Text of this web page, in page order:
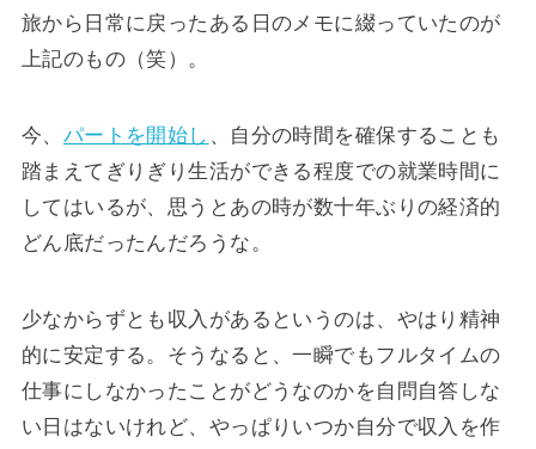
旅から日常に戻ったある日のメモに綴っていたのが
上記のもの（笑）。
今、 パートを開始し 、自分の時間を確保することも
踏まえてぎりぎり生活ができる程度での就業時間に
してはいるが、思うとあの時が数十年ぶりの経済的
どん底だったんだろうな。
少なからずとも収入があるというのは、やはり精神
的に安定する。そうなると、一瞬でもフルタイムの
仕事にしなかったことがどうなのかを自問自答しな
い日はないけれど、やっぱりいつか自分で収入を作